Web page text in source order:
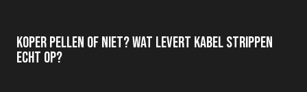
Koper pellen of niet? Wat levert kabel strippen
echt op?